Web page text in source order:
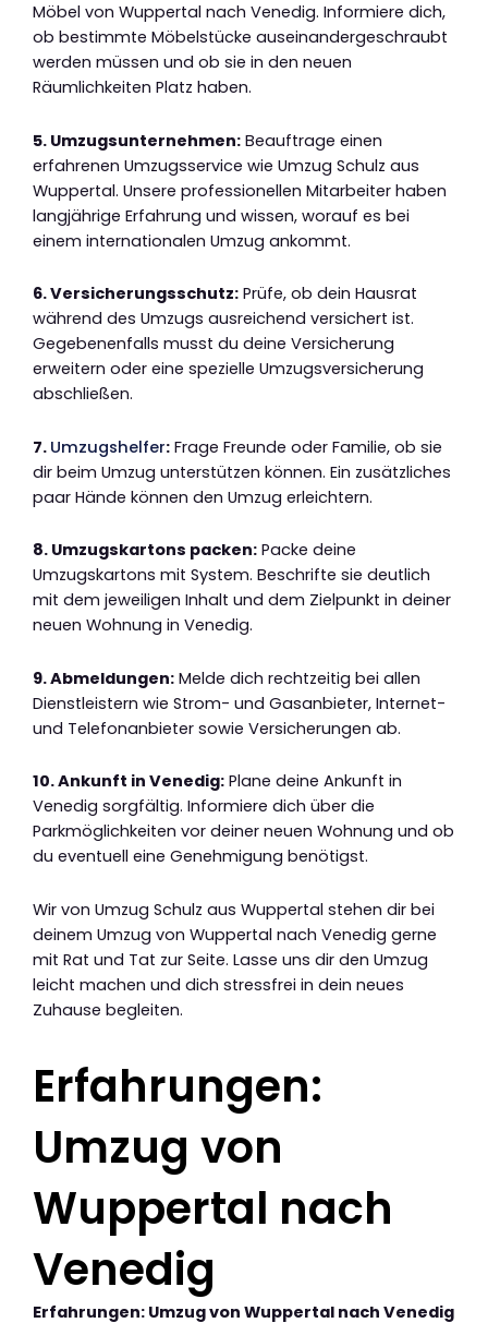
Möbel von Wuppertal nach Venedig. Informiere dich,
ob bestimmte Möbelstücke auseinandergeschraubt
werden müssen und ob sie in den neuen
Räumlichkeiten Platz haben.
5. Umzugsunternehmen: Beauftrage einen
erfahrenen Umzugsservice wie Umzug Schulz aus
Wuppertal. Unsere professionellen Mitarbeiter haben
langjährige Erfahrung und wissen, worauf es bei
einem internationalen Umzug ankommt.
6. Versicherungsschutz: Prüfe, ob dein Hausrat
während des Umzugs ausreichend versichert ist.
Gegebenenfalls musst du deine Versicherung
erweitern oder eine spezielle Umzugsversicherung
abschließen.
7. Umzugshelfer: Frage Freunde oder Familie, ob sie
dir beim Umzug unterstützen können. Ein zusätzliches
paar Hände können den Umzug erleichtern.
8. Umzugskartons packen: Packe deine
Umzugskartons mit System. Beschrifte sie deutlich
mit dem jeweiligen Inhalt und dem Zielpunkt in deiner
neuen Wohnung in Venedig.
9. Abmeldungen: Melde dich rechtzeitig bei allen
Dienstleistern wie Strom- und Gasanbieter, Internet-
und Telefonanbieter sowie Versicherungen ab.
10. Ankunft in Venedig: Plane deine Ankunft in
Venedig sorgfältig. Informiere dich über die
Parkmöglichkeiten vor deiner neuen Wohnung und ob
du eventuell eine Genehmigung benötigst.
Wir von Umzug Schulz aus Wuppertal stehen dir bei
deinem Umzug von Wuppertal nach Venedig gerne
mit Rat und Tat zur Seite. Lasse uns dir den Umzug
leicht machen und dich stressfrei in dein neues
Zuhause begleiten.
Erfahrungen:
Umzug von
Wuppertal nach
Venedig
Erfahrungen: Umzug von Wuppertal nach Venedig